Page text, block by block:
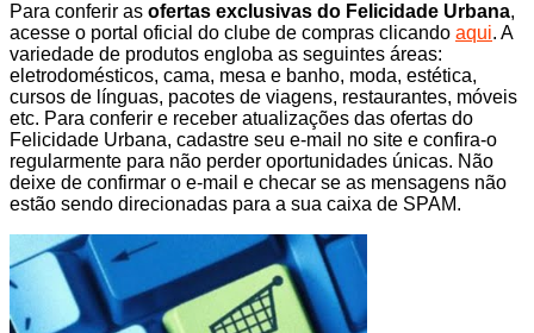
Para conferir as ofertas exclusivas do Felicidade Urbana,
acesse o portal oficial do clube de compras clicando aqui. A
variedade de produtos engloba as seguintes áreas:
eletrodomésticos, cama, mesa e banho, moda, estética,
cursos de línguas, pacotes de viagens, restaurantes, móveis
etc. Para conferir e receber atualizações das ofertas do
Felicidade Urbana, cadastre seu e-mail no site e confira-o
regularmente para não perder oportunidades únicas. Não
deixe de confirmar o e-mail e checar se as mensagens não
estão sendo direcionadas para a sua caixa de SPAM.